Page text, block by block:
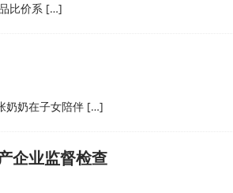
比价系 […]
奶奶在子女陪伴 […]
企业监督检查